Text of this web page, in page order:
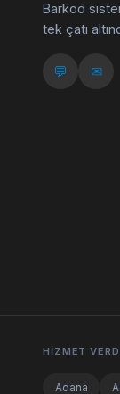
Barkod
tek çatı
💬 ✉
HIZMET
Adana